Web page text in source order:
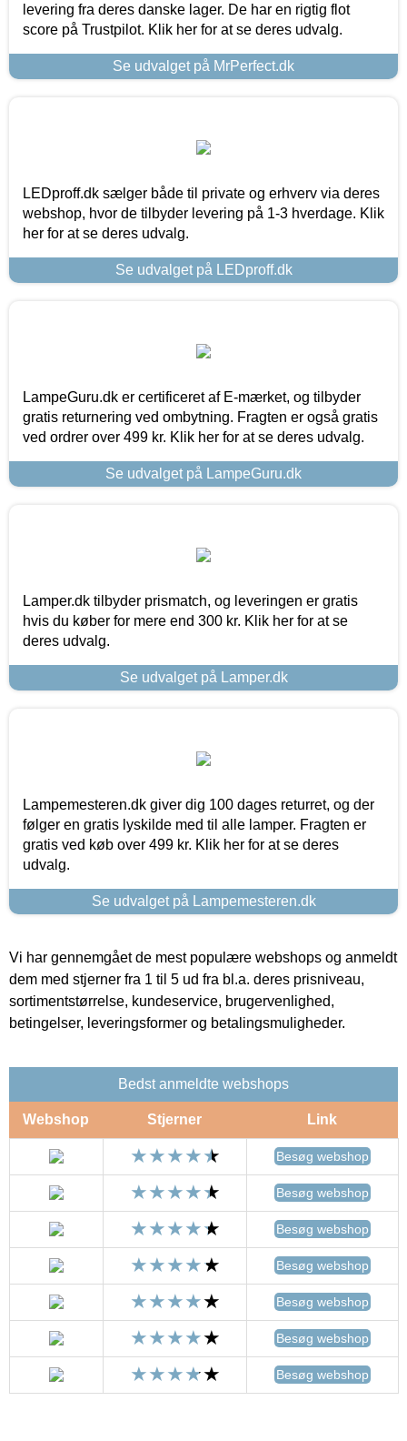
levering fra deres danske lager. De har en rigtig flot
score på Trustpilot. Klik her for at se deres udvalg.
Se udvalget på MrPerfect.dk
LEDproff.dk sælger både til private og erhverv via deres
webshop, hvor de tilbyder levering på 1-3 hverdage. Klik
her for at se deres udvalg.
Se udvalget på LEDproff.dk
LampeGuru.dk er certificeret af E-mærket, og tilbyder
gratis returnering ved ombytning. Fragten er også gratis
ved ordrer over 499 kr. Klik her for at se deres udvalg.
Se udvalget på LampeGuru.dk
Lamper.dk tilbyder prismatch, og leveringen er gratis
hvis du køber for mere end 300 kr. Klik her for at se
deres udvalg.
Se udvalget på Lamper.dk
Lampemesteren.dk giver dig 100 dages returret, og der
følger en gratis lyskilde med til alle lamper. Fragten er
gratis ved køb over 499 kr. Klik her for at se deres
udvalg.
Se udvalget på Lampemesteren.dk
Vi har gennemgået de mest populære webshops og anmeldt
dem med stjerner fra 1 til 5 ud fra bl.a. deres prisniveau,
sortimentstørrelse, kundeservice, brugervenlighed,
betingelser, leveringsformer og betalingsmuligheder.
Bedst anmeldte webshops
Webshop Stjerner Link
Besøg webshop
Besøg webshop
Besøg webshop
Besøg webshop
Besøg webshop
Besøg webshop
Besøg webshop